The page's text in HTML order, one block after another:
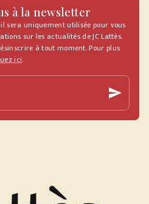
à la newsletter
sera uniquement utilisée pour vous
sur les actualités de JC Lattès.
à tout moment. Pour plus
ici.
send